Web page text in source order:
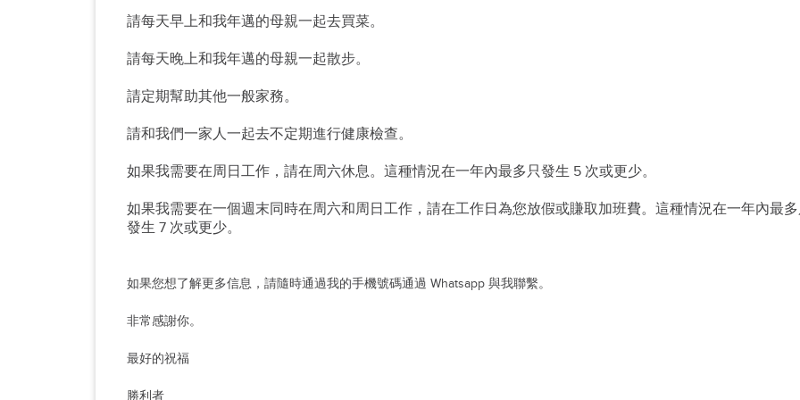
請每天早上和我年邁的母親一起去買菜。
請每天晚上和我年邁的母親一起散步。
請定期幫助其他一般家務。
請和我們一家人一起去不定期進行健康檢查。
如果我需要在周日工作，請在周六休息。這種情況在一年內最多只發生 5 次或更少。
如果我需要在一個週末同時在周六和周日工作，請在工作日為您放假或賺取加班費。這種情況在一年內最
發生 7 次或更少。
如果您想了解更多信息，請隨時通過我的手機號碼通過 Whatsapp 與我聯繫。
非常感謝你。
最好的祝福
勝利者